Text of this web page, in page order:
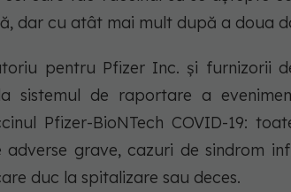
dar cu atât mai mult după a doua
pentru Pfizer Inc. și furnizorii
sistemul de raportare a
Pfizer-BioNTech COVID-19:
adverse grave, cazuri de sindrom
duc la spitalizare sau deces.